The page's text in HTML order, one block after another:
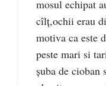
mosul echipat
cîlț,ochii erau
motiva ca este
peste mari si
șuba de